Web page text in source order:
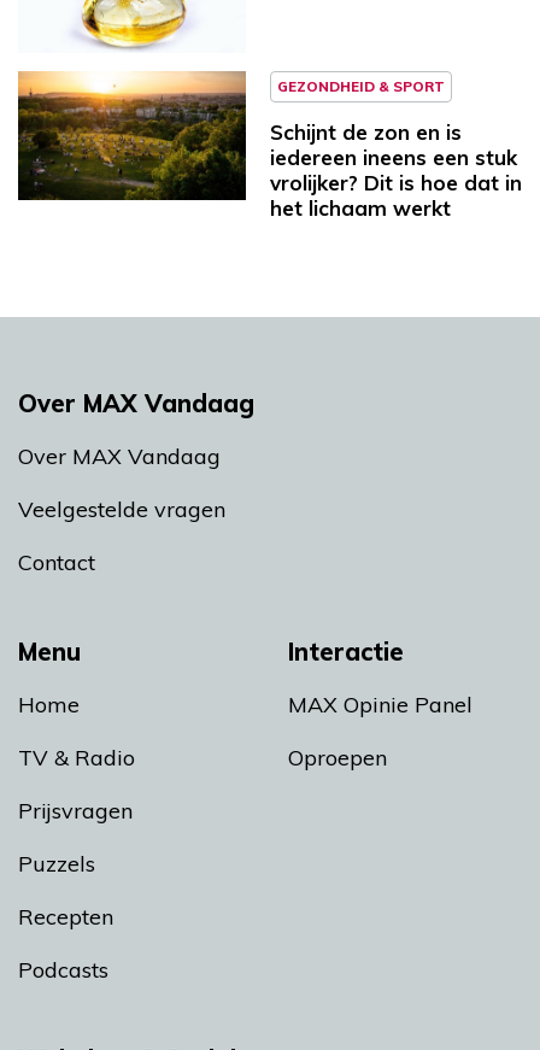
GEZONDHEID & SPORT
Schijnt de zon en is
iedereen ineens een stuk
vrolijker? Dit is hoe dat in
het lichaam werkt
Menu
Home
TV & Radio
Prijsvragen
Puzzels
Recepten
Podcasts
Interactie
MAX Opinie Panel
Oproepen
Over MAX Vandaag
Over MAX Vandaag
Veelgestelde vragen
Contact